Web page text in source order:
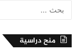
منح دراسية